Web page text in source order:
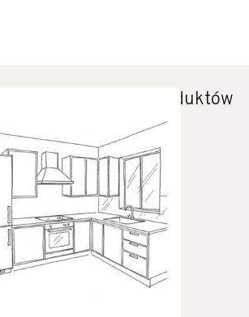
naszych produktów
dedykowane do